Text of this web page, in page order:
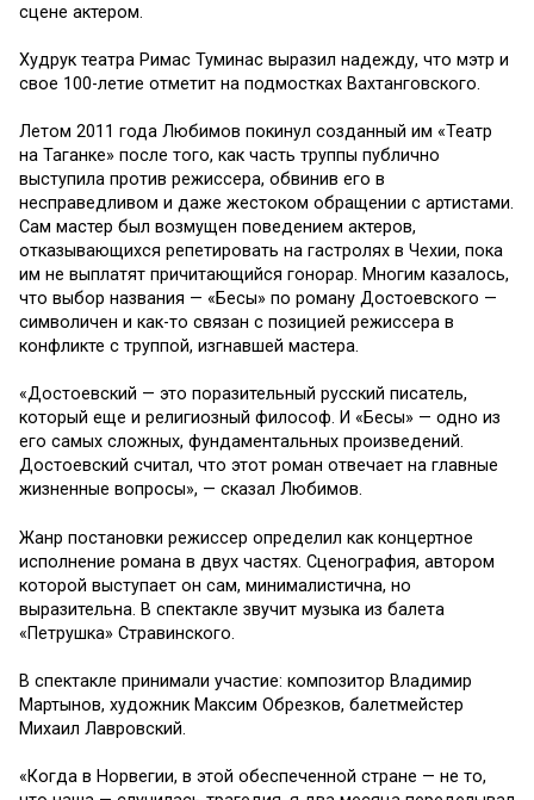
сцене актером.
Худрук театра Римас Туминас выразил надежду, что мэтр и
свое 100-летие отметит на подмостках Вахтанговского.
Летом 2011 года Любимов покинул созданный им «Театр
на Таганке» после того, как часть труппы публично
выступила против режиссера, обвинив его в
несправедливом и даже жестоком обращении с артистами.
Сам мастер был возмущен поведением актеров,
отказывающихся репетировать на гастролях в Чехии, пока
им не выплатят причитающийся гонорар. Многим казалось,
что выбор названия — «Бесы» по роману Достоевского —
символичен и как-то связан с позицией режиссера в
конфликте с труппой, изгнавшей мастера.
«Достоевский — это поразительный русский писатель,
который еще и религиозный философ. И «Бесы» — одно из
его самых сложных, фундаментальных произведений.
Достоевский считал, что этот роман отвечает на главные
жизненные вопросы», — сказал Любимов.
Жанр постановки режиссер определил как концертное
исполнение романа в двух частях. Сценография, автором
которой выступает он сам, минималистична, но
выразительна. В спектакле звучит музыка из балета
«Петрушка» Стравинского.
В спектакле принимали участие: композитор Владимир
Мартынов, художник Максим Обрезков, балетмейстер
Михаил Лавровский.
«Когда в Норвегии, в этой обеспеченной стране — не то,